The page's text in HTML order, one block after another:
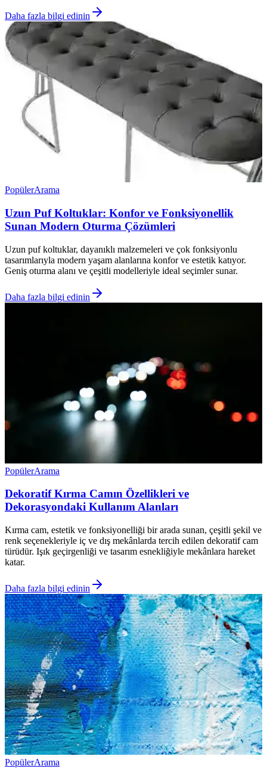
Daha fazla bilgi edinin
PopülerArama
Uzun Puf Koltuklar: Konfor ve Fonksiyonellik
Sunan Modern Oturma Çözümleri
Uzun puf koltuklar, dayanıklı malzemeleri ve çok fonksiyonlu
tasarımlarıyla modern yaşam alanlarına konfor ve estetik katıyor.
Geniş oturma alanı ve çeşitli modelleriyle ideal seçimler sunar.
Daha fazla bilgi edinin
PopülerArama
Dekoratif Kırma Camın Özellikleri ve
Dekorasyondaki Kullanım Alanları
Kırma cam, estetik ve fonksiyonelliği bir arada sunan, çeşitli şekil ve
renk seçenekleriyle iç ve dış mekânlarda tercih edilen dekoratif cam
türüdür. Işık geçirgenliği ve tasarım esnekliğiyle mekânlara hareket
katar.
Daha fazla bilgi edinin
PopülerArama